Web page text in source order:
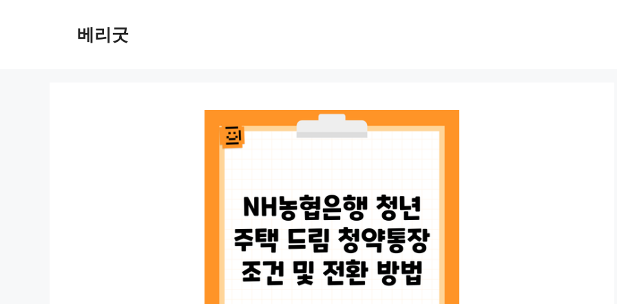
베리굿